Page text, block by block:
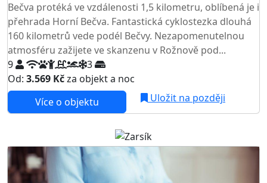
Bečva protéká ve vzdálenosti 1,5 kilometru, oblíbená je i
přehrada Horní Bečva. Fantastická cyklostezka dlouhá
160 kilometrů vede podél Bečvy. Nezapomenutelnou
atmosféru zažijete ve skanzenu v Rožnově pod...
9
3
Od: 3.569 Kčza objekt a noc
Více o objektu
Uložit na později